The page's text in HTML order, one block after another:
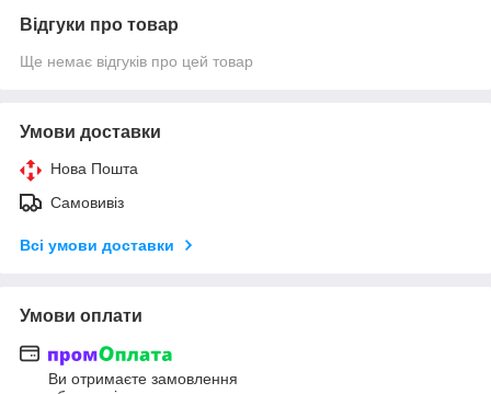
Відгуки про товар
Ще немає відгуків про цей товар
Умови доставки
Нова Пошта
Самовивіз
Всі умови доставки
Умови оплати
Ви отримаєте замовлення